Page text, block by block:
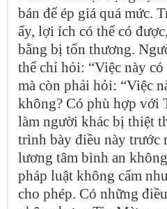
bán để ép giá quá mức.
ấy, lợi ích có thể có
bằng bị tổn thương.
thể chỉ hỏi: “Việc này
mà còn phải hỏi: “Việc
không? Có phù hợp với
làm người khác bị thiệt
trình bày điều này trước
lương tâm bình an
pháp luật không cấm
cho phép. Có những